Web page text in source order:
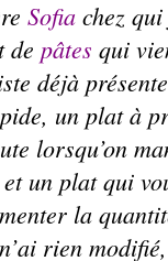
Sofiachez qui
de pâtes qui
déjà
un plat à
lorsqu’on
un plat qui
la
rien